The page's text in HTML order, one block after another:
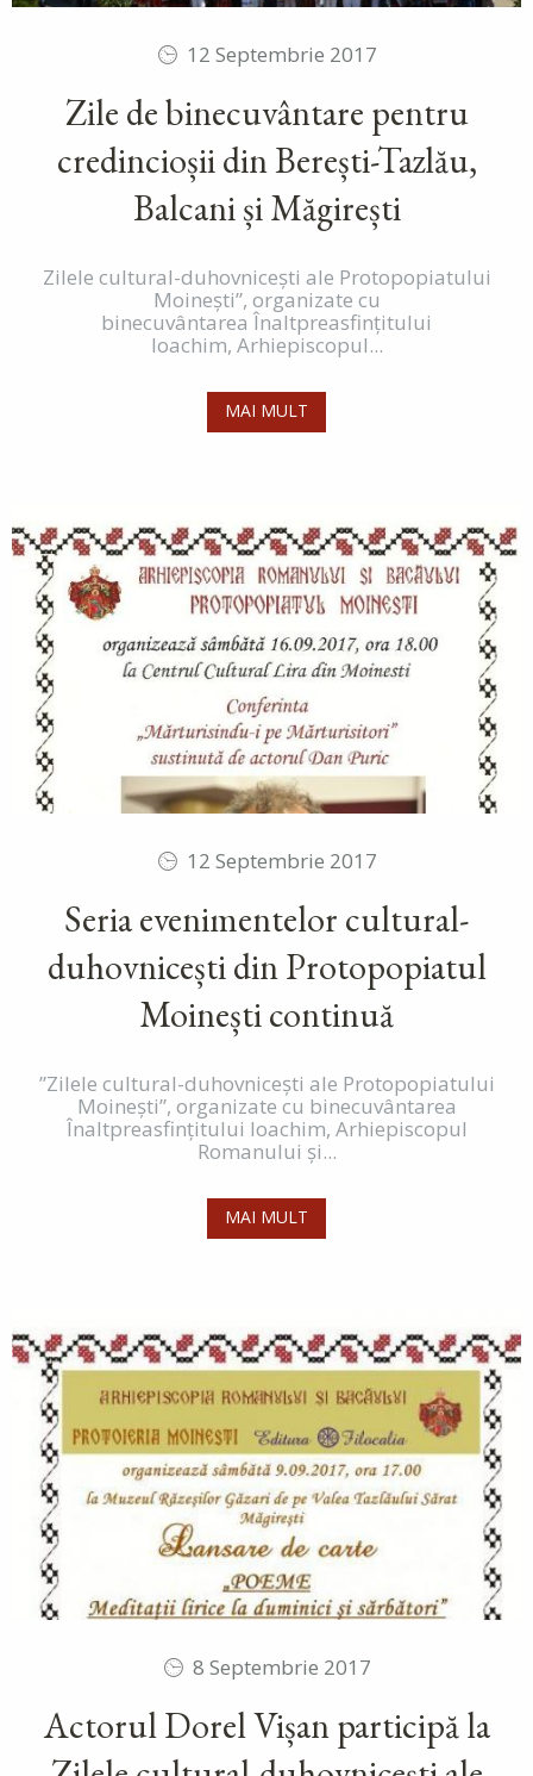
12 Septembrie 2017
Zile de binecuvântare pentru
credincioșii din Berești-Tazlău,
Balcani și Măgirești
Zilele cultural-duhovnicești ale Protopopiatului
Moinești”, organizate cu
binecuvântarea Înaltpreasfințitului
Ioachim, Arhiepiscopul...
MAI MULT
12 Septembrie 2017
Seria evenimentelor cultural-
duhovnicești din Protopopiatul
Moinești continuă
”Zilele cultural-duhovnicești ale Protopopiatului
Moinești”, organizate cu binecuvântarea
Înaltpreasfințitului Ioachim, Arhiepiscopul
Romanului și...
MAI MULT
8 Septembrie 2017
Actorul Dorel Vișan participă la